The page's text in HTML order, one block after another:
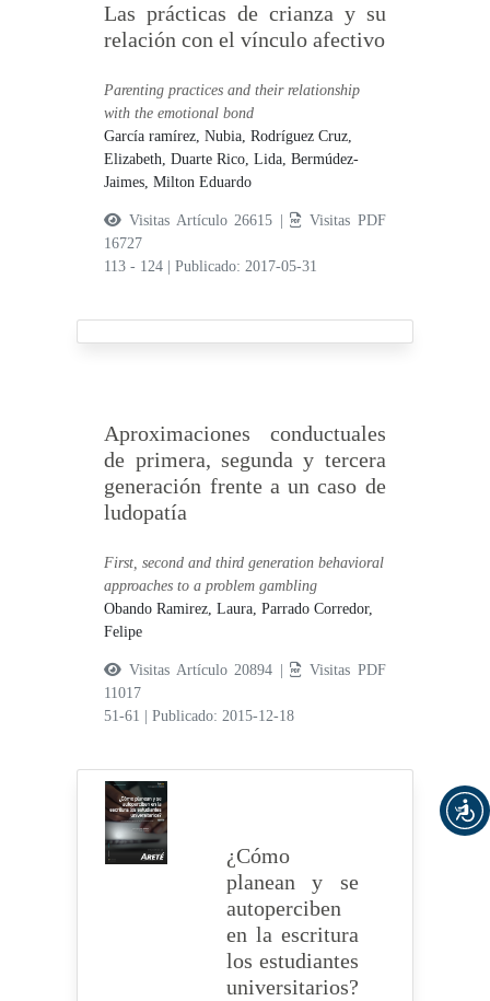
Las prácticas de crianza y su
relación con el vínculo afectivo
Parenting practices and their relationship
with the emotional bond
García ramírez, Nubia,Rodríguez Cruz,
Elizabeth,Duarte Rico, Lida,Bermúdez-
Jaimes, Milton Eduardo
Visitas Artículo 26615 |
Visitas PDF
16727
113 - 124
|Publicado: 2017-05-31
Aproximaciones conductuales
de primera, segunda y tercera
generación frente a un caso de
ludopatía
First, second and third generation behavioral
approaches to a problem gambling
Obando Ramirez, Laura,Parrado Corredor,
Felipe
Visitas Artículo 20894 |
Visitas PDF
11017
51-61
|Publicado: 2015-12-18
¿Cómo
planean y se
autoperciben
en la escritura
los estudiantes
universitarios?